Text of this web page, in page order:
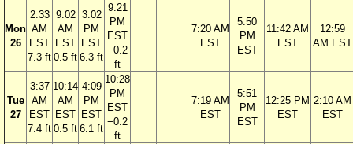
Mon
26
2:33
AM
EST
7.3 ft
9:02
AM
EST
0.5 ft
3:02
PM
EST
6.3 ft
9:21
PM
EST
−0.2
ft
7:20 AM
EST
5:50
PM
EST
11:42 AM
EST
12:59
AM EST
Tue
27
3:37
AM
EST
7.4 ft
10:14
AM
EST
0.5 ft
4:09
PM
EST
6.1 ft
10:28
PM
EST
−0.2
ft
7:19 AM
EST
5:51
PM
EST
12:25 PM
EST
2:10 AM
EST